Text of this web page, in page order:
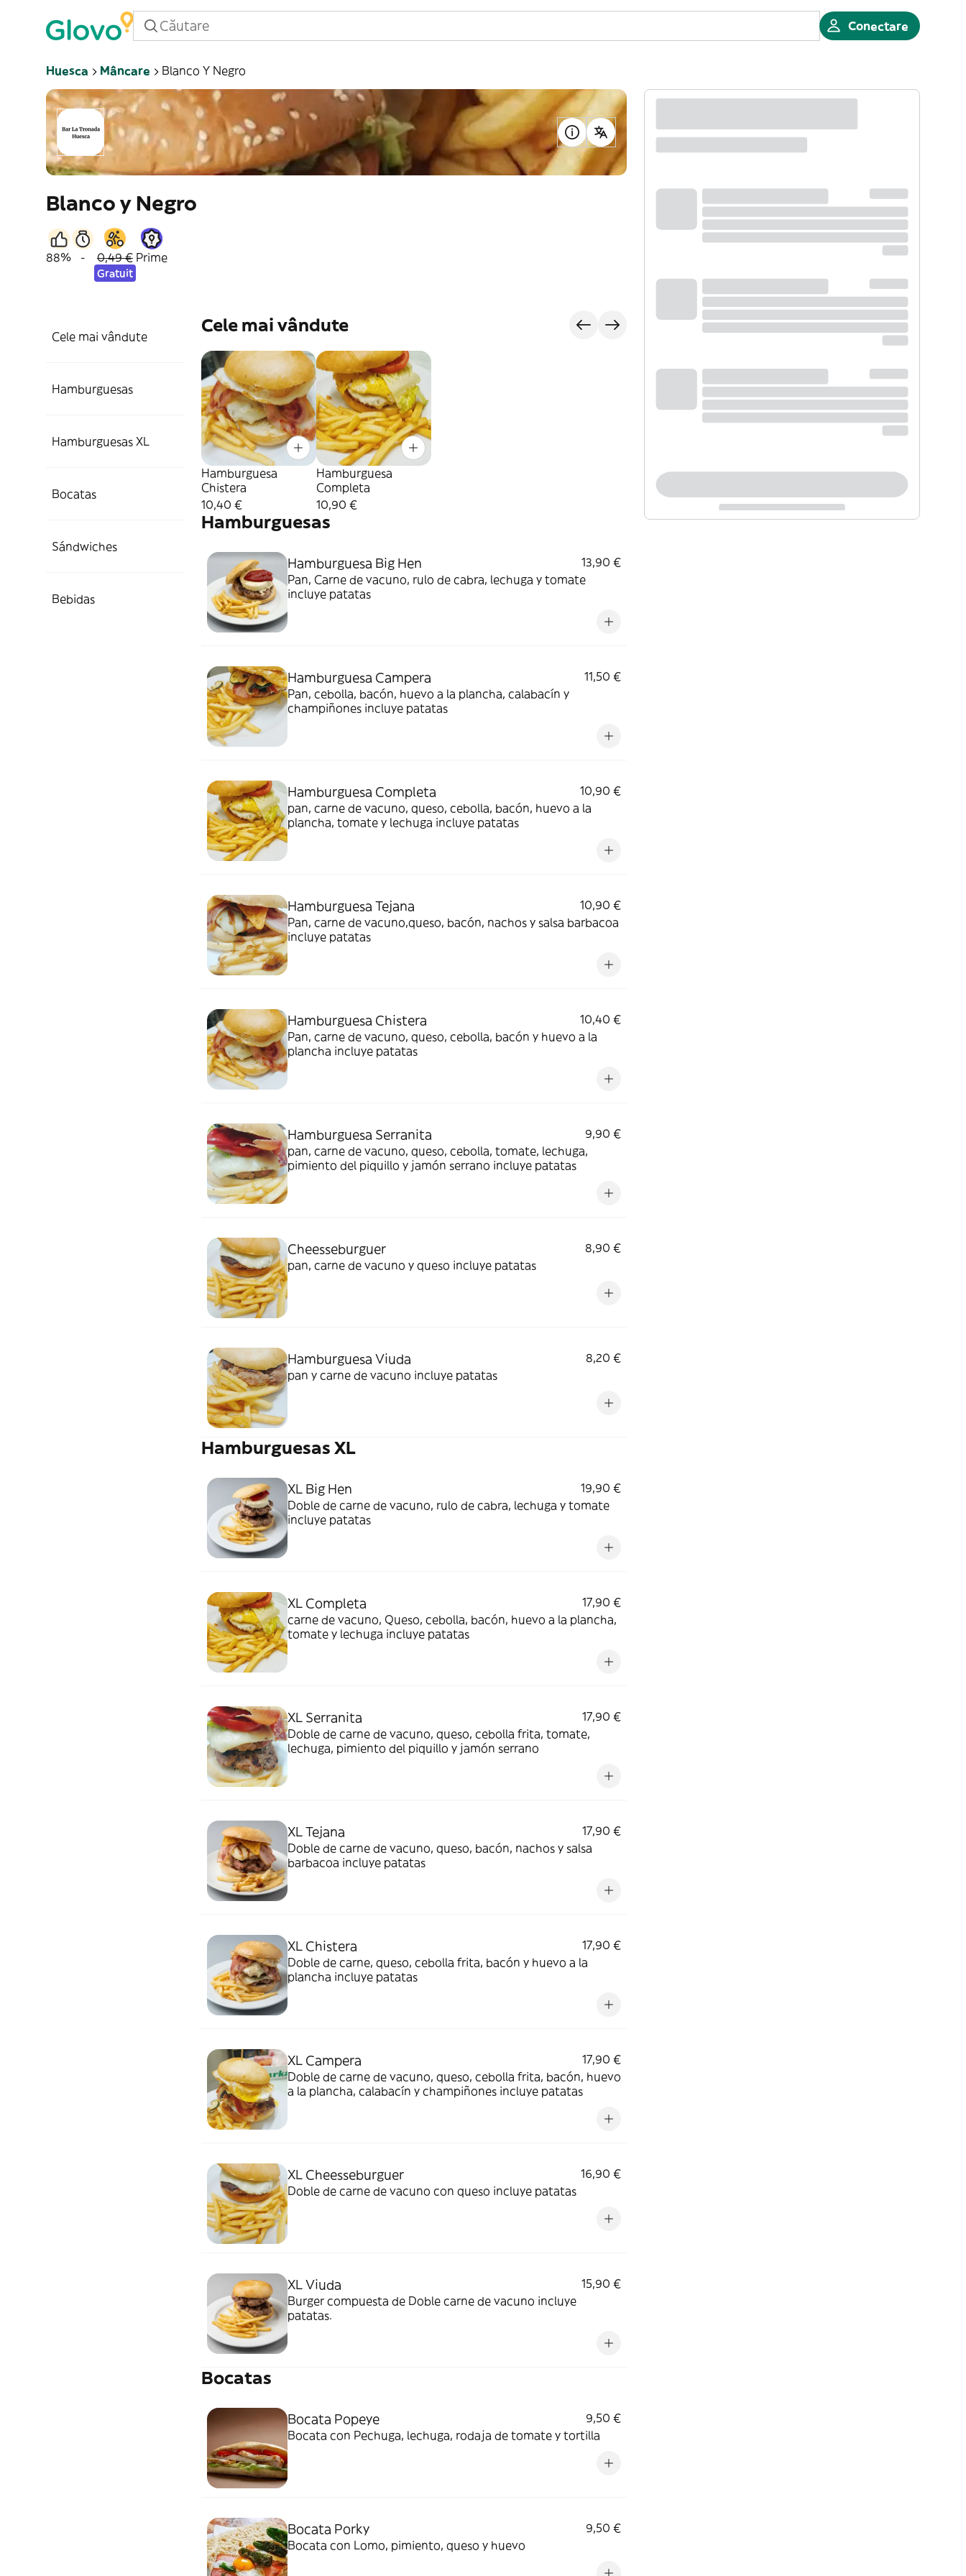
Conectare
Huesca Mâncare Blanco Y Negro
Blanco y Negro
88% - 0,49 €
Gratuit
Prime
Cele mai vândute
Hamburguesas
Hamburguesas XL
Bocatas
Sándwiches
Bebidas
Cele mai vândute
Hamburguesa
Chistera
10,40 €
Hamburguesa
Completa
10,90 €
Hamburguesas
Hamburguesa Big Hen
13,90 €
Pan, Carne de vacuno, rulo de cabra, lechuga y tomate
incluye patatas
Hamburguesa Campera
11,50 €
Pan, cebolla, bacón, huevo a la plancha, calabacín y
champiñones incluye patatas
Hamburguesa Completa
10,90 €
pan, carne de vacuno, queso, cebolla, bacón, huevo a la
plancha, tomate y lechuga incluye patatas
Hamburguesa Tejana
10,90 €
Pan, carne de vacuno,queso, bacón, nachos y salsa barbacoa
incluye patatas
Hamburguesa Chistera
10,40 €
Pan, carne de vacuno, queso, cebolla, bacón y huevo a la
plancha incluye patatas
Hamburguesa Serranita
9,90 €
pan, carne de vacuno, queso, cebolla, tomate, lechuga,
pimiento del piquillo y jamón serrano incluye patatas
Cheesseburguer
8,90 €
pan, carne de vacuno y queso incluye patatas
Hamburguesa Viuda
8,20 €
pan y carne de vacuno incluye patatas
Hamburguesas XL
XL Big Hen
19,90 €
Doble de carne de vacuno, rulo de cabra, lechuga y tomate
incluye patatas
XL Completa
17,90 €
carne de vacuno, Queso, cebolla, bacón, huevo a la plancha,
tomate y lechuga incluye patatas
XL Serranita
17,90 €
Doble de carne de vacuno, queso, cebolla frita, tomate,
lechuga, pimiento del piquillo y jamón serrano
XL Tejana
17,90 €
Doble de carne de vacuno, queso, bacón, nachos y salsa
barbacoa incluye patatas
XL Chistera
17,90 €
Doble de carne, queso, cebolla frita, bacón y huevo a la
plancha incluye patatas
XL Campera
17,90 €
Doble de carne de vacuno, queso, cebolla frita, bacón, huevo
a la plancha, calabacín y champiñones incluye patatas
XL Cheesseburguer
16,90 €
Doble de carne de vacuno con queso incluye patatas
XL Viuda
15,90 €
Burger compuesta de Doble carne de vacuno incluye
patatas.
Bocatas
Bocata Popeye
9,50 €
Bocata con Pechuga, lechuga, rodaja de tomate y tortilla
Bocata Porky
9,50 €
Bocata con Lomo, pimiento, queso y huevo